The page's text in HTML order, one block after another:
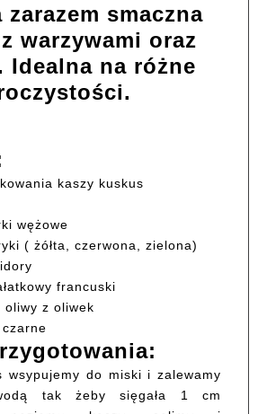
zarazem smaczna
z warzywami oraz
Idealna na różne
kaszy kuskus
wężowe
( żółta, czerwona, zielona)
francuski
oliwy z oliwek
wsypujemy do miski i zalewamy
tak żeby sięgała 1 cm